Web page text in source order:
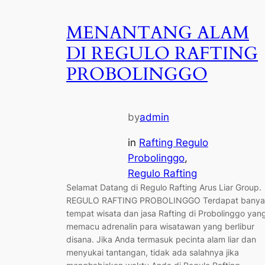
MENANTANG ALAM
DI REGULO RAFTING
PROBOLINGGO
byadmin
in Rafting Regulo
Probolinggo
Regulo Rafting
Selamat Datang di Regulo Rafting Arus Liar Group.
REGULO RAFTING PROBOLINGGO Terdapat
tempat wisata dan jasa Rafting di Probolinggo
memacu adrenalin para wisatawan yang berlibur
disana. Jika Anda termasuk pecinta alam liar dan
menyukai tantangan, tidak ada salahnya jika